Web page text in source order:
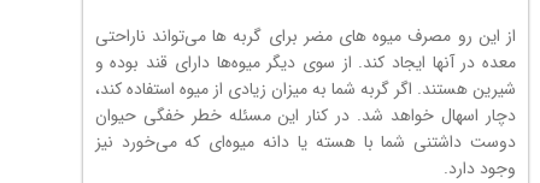
از این رو مصرف میوه های مضر برای گربه ها می‌تواند ناراحتی
معده در آنها ایجاد کند. از سوی دیگر میوه‌ها دارای قند بوده و
شیرین هستند. اگر گربه شما به میزان زیادی از میوه استفاده کند،
دچار اسهال خواهد شد. در کنار این مسئله خطر خفگی حیوان
دوست داشتنی شما با هسته یا دانه میوه‌ای که می‌خورد نیز
وجود دارد.